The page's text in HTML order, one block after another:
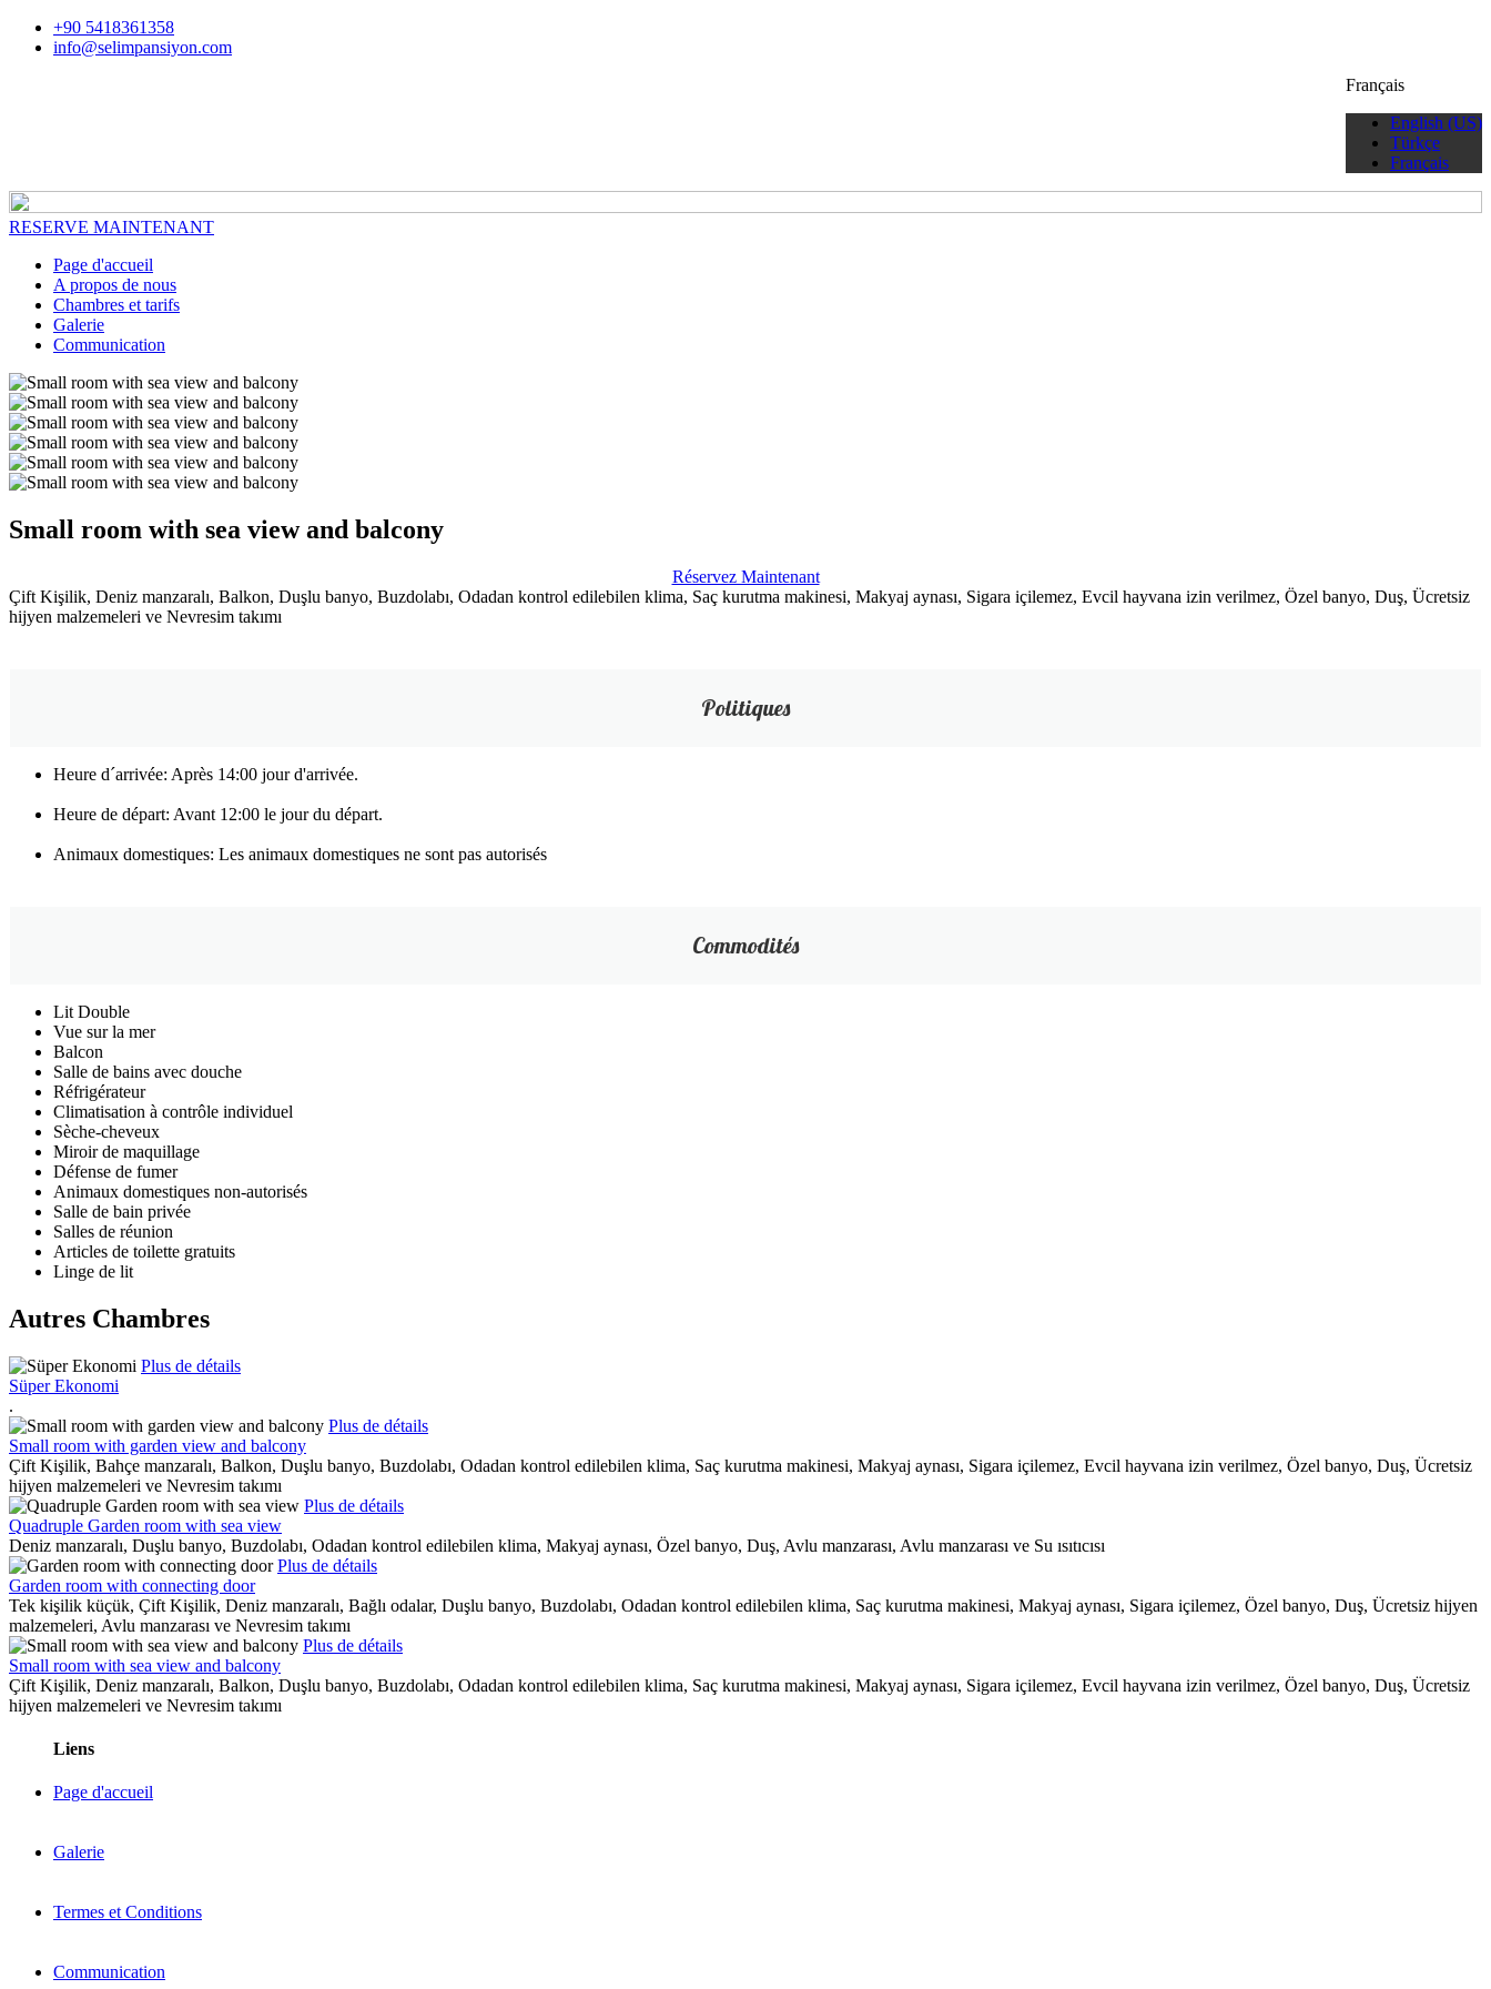
+90 5418361358
info@selimpansiyon.com
Français
English (US)
Türkçe
Français
RESERVE MAINTENANT
Page d'accueil
A propos de nous
Chambres et tarifs
Galerie
Communication
Small room with sea view and balcony
Réservez Maintenant
Çift Kişilik, Deniz manzaralı, Balkon, Duşlu banyo, Buzdolabı, Odadan kontrol edilebilen klima, Saç kurutma makinesi, Makyaj aynası, Sigara içilemez, Evcil hayvana izin verilmez, Özel banyo, Duş, Ücretsiz
hijyen malzemeleri ve Nevresim takımı
Politiques
Heure d´arrivée: Après 14:00 jour d'arrivée.
Heure de départ: Avant 12:00 le jour du départ.
Animaux domestiques: Les animaux domestiques ne sont pas autorisés
Commodités
Lit Double
Vue sur la mer
Balcon
Salle de bains avec douche
Réfrigérateur
Climatisation à contrôle individuel
Sèche-cheveux
Miroir de maquillage
Défense de fumer
Animaux domestiques non-autorisés
Salle de bain privée
Salles de réunion
Articles de toilette gratuits
Linge de lit
Autres Chambres
Plus de détails
Süper Ekonomi
.
Plus de détails
Small room with garden view and balcony
Çift Kişilik, Bahçe manzaralı, Balkon, Duşlu banyo, Buzdolabı, Odadan kontrol edilebilen klima, Saç kurutma makinesi, Makyaj aynası, Sigara içilemez, Evcil hayvana izin verilmez, Özel banyo, Duş, Ücretsiz
hijyen malzemeleri ve Nevresim takımı
Plus de détails
Quadruple Garden room with sea view
Deniz manzaralı, Duşlu banyo, Buzdolabı, Odadan kontrol edilebilen klima, Makyaj aynası, Özel banyo, Duş, Avlu manzarası, Avlu manzarası ve Su ısıtıcısı
Plus de détails
Garden room with connecting door
Tek kişilik küçük, Çift Kişilik, Deniz manzaralı, Bağlı odalar, Duşlu banyo, Buzdolabı, Odadan kontrol edilebilen klima, Saç kurutma makinesi, Makyaj aynası, Sigara içilemez, Özel banyo, Duş, Ücretsiz hijyen
malzemeleri, Avlu manzarası ve Nevresim takımı
Plus de détails
Small room with sea view and balcony
Çift Kişilik, Deniz manzaralı, Balkon, Duşlu banyo, Buzdolabı, Odadan kontrol edilebilen klima, Saç kurutma makinesi, Makyaj aynası, Sigara içilemez, Evcil hayvana izin verilmez, Özel banyo, Duş, Ücretsiz
hijyen malzemeleri ve Nevresim takımı
Liens
Page d'accueil
Galerie
Termes et Conditions
Communication